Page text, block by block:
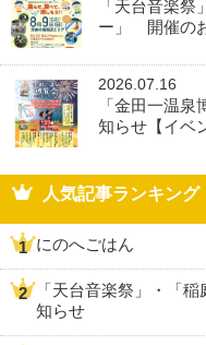
「天台音楽
ー」 開催の
2026.07.16
「金田一温
知らせ【イベ
人気記事ランキング
にのへごはん
「天台音楽祭」・「
知らせ